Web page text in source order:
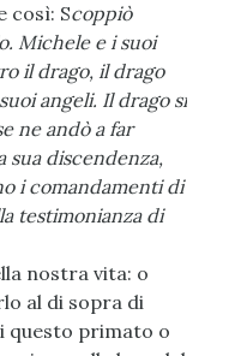
così: Scoppiò
Michele e i suoi
il drago, il drago
angeli. Il drago si
ne andò a far
sua discendenza,
i comandamenti di
testimonianza di
nostra vita: o
al di sopra di
questo primato o